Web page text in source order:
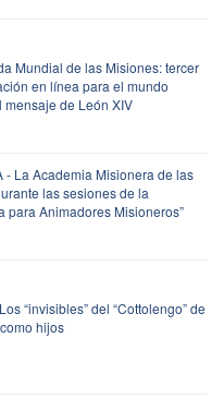
Mundial de las Misiones: tercer
en línea para el mundo
de León XIV
- La Academia Misionera de las
las sesiones de la
para Animadores Misioneros”
“invisibles” del “Cottolengo” de
hijos